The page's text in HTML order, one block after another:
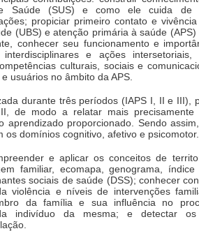
Saúde (SUS) e como ele cuida de
propiciar primeiro contato e
(UBS) e atenção primária à saúde
conhecer seu funcionamento e
interdisciplinares e ações
culturais, sociais e
usuários no âmbito da APS.
durante três períodos (IAPS I, II e III),
de modo a relatar mais precisamente
aprendizado proporcionado. Sendo
os domínios cognitivo, afetivo e psicomotor.
e aplicar os conceitos de
familiar, ecomapa, genograma,
sociais de saúde (DSS); conhecer
violência e níveis de intervenções
da família e sua influência no
indivíduo da mesma; e detectar